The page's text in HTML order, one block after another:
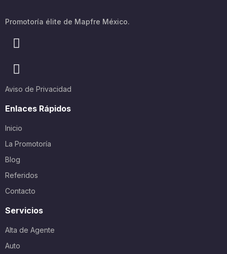
Promotoría élite de Mapfre México.
Aviso de Privacidad
Enlaces Rápidos
Inicio
La Promotoría
Blog
Referidos
Contacto
Servicios
Alta de Agente
Auto